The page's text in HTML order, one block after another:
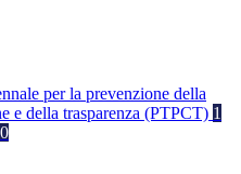
per la prevenzione della
e della trasparenza (PTPCT) 1